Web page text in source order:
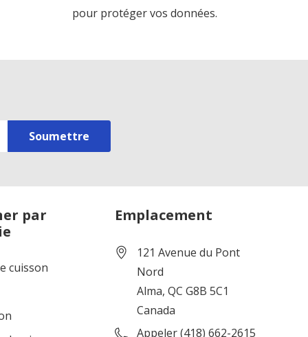
pour protéger vos données.
par
cuisson
Emplacement
121 Avenue du Pont
Nord
Alma, QC G8B 5C1
Canada
Appeler (418) 662-2615